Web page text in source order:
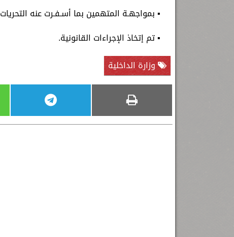
▪ بمواجهـة المتهمين بما أسـفـرت عنه
▪ تم إتخاذ الإجراءات القانونية.
وزارة الداخلية